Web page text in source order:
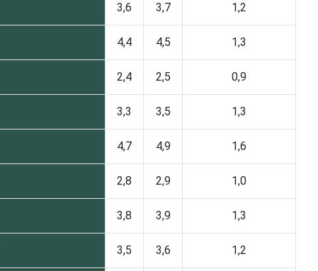
3,6 3,7 1,2
4,4 4,5 1,3
2,4 2,5 0,9
3,3 3,5 1,3
4,7 4,9 1,6
2,8 2,9 1,0
3,8 3,9 1,3
3,5 3,6 1,2